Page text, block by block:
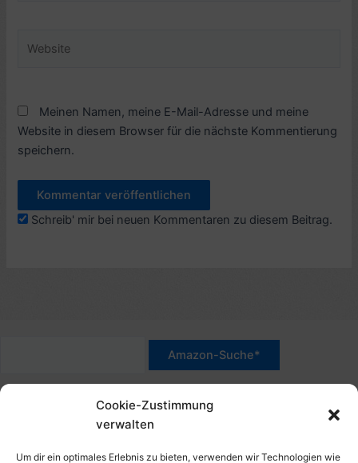
Cookie-Zustimmung
verwalten
Um dir ein optimales Erlebnis zu bieten, verwenden wir Technologien wie
Meinen Namen, meine E-Mail-Adresse und meine
Website in diesem Browser für die nächste Kommentierung
speichern.
Schreib' mir bei neuen Kommentaren zu diesem Beitrag.
*Werbehinweis für Links mit Hinweis "Amazon-Werbelink(s)",
"Amazon-Suche" und/oder mit Sternchen (*): Das sind Affiliate-
Link. Wenn Du auf der verlinkten Website etwas kaufst, erhalte